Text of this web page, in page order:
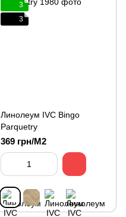
3
3
Линолеум IVC Bingo
Parquetry
369 грн/М2